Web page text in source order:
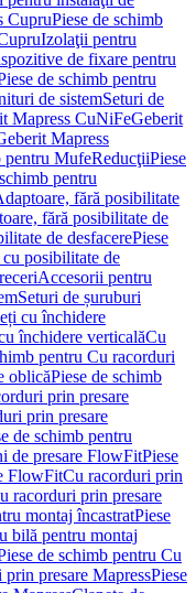
CupruPiese de schimb
Izolaţii pentru
de fixare pentru
de schimb pentru
de sistemSeturi de
Mapress CuNiFeGeberit
Mapress
pentru MufeReducţiiPiese
pentru
fără posibilitate
fără posibilitate de
de desfacerePiese
posibilitate de
Accesorii pentru
Seturi de șuruburi
cu închidere
închidere verticalăCu
pentru Cu racorduri
oblicăPiese de schimb
prin presare
prin presare
de schimb pentru
de presare FlowFitPiese
FlowFitCu racorduri prin
racorduri prin presare
montaj încastratPiese
bilă pentru montaj
de schimb pentru Cu
presare MapressPiese